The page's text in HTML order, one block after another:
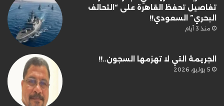
تفاصيل تحفظ القاهرة على “التحالف
البحري” السعودي!!
منذ 3 أيام
الجريمة التي لا تهزمها السجون..!!
5 يوليو، 2026